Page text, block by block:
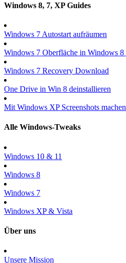
Windows 8, 7, XP Guides
Windows 7 Autostart aufräumen
Windows 7 Oberfläche in Windows 8
Windows 7 Recovery Download
One Drive in Win 8 deinstallieren
Mit Windows XP Screenshots machen
Alle Windows-Tweaks
Windows 10 & 11
Windows 8
Windows 7
Windows XP & Vista
Über uns
Unsere Mission